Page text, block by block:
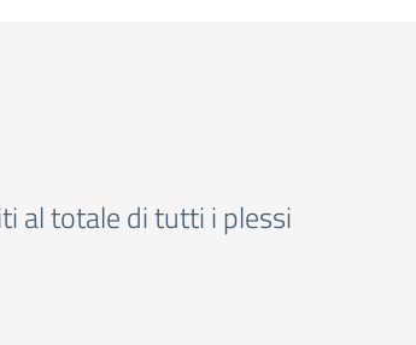
al totale di tutti i plessi